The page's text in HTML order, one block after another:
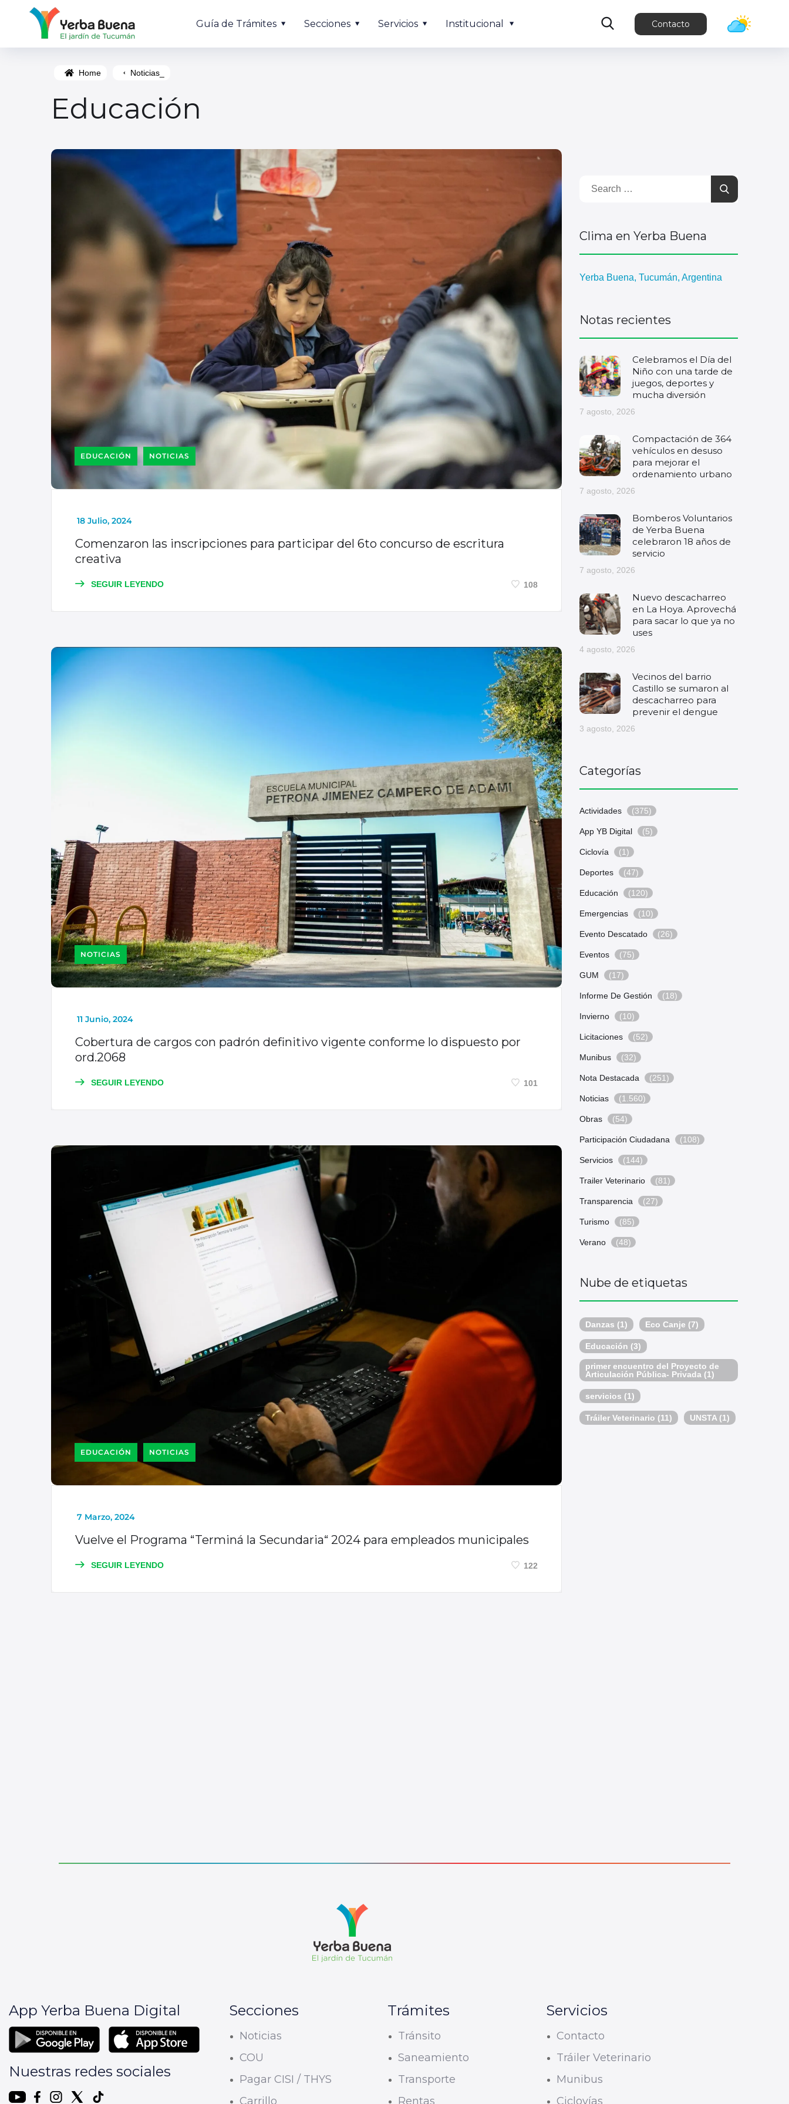
Guía de Trámites Secciones Servicios Institucional Contacto
Home Noticias_
Educación
EDUCACIÓN NOTICIAS
_
18 Julio, 2024
Comenzaron las inscripciones para participar del 6to concurso de escritura
creativa
SEGUIR LEYENDO 108
NOTICIAS
_
11 Junio, 2024
Cobertura de cargos con padrón definitivo vigente conforme lo dispuesto por
ord.2068
SEGUIR LEYENDO 101
EDUCACIÓN NOTICIAS
_
7 Marzo, 2024
Vuelve el Programa “Terminá la Secundaria“ 2024 para empleados municipales
SEGUIR LEYENDO 122
Clima en Yerba Buena
Yerba Buena, Tucumán, Argentina
Notas recientes
Celebramos el Día del
Niño con una tarde de
juegos, deportes y
mucha diversión
7 agosto, 2026
Compactación de 364
vehículos en desuso
para mejorar el
ordenamiento urbano
7 agosto, 2026
Bomberos Voluntarios
de Yerba Buena
celebraron 18 años de
servicio
7 agosto, 2026
Nuevo descacharreo
en La Hoya. Aprovechá
para sacar lo que ya no
uses
4 agosto, 2026
Vecinos del barrio
Castillo se sumaron al
descacharreo para
prevenir el dengue
3 agosto, 2026
Categorías
Actividades (375)
App YB Digital (5)
Ciclovía (1)
Deportes (47)
Educación (120)
Emergencias (10)
Evento Descatado (26)
Eventos (75)
GUM (17)
Informe De Gestión (18)
Invierno (10)
Licitaciones (52)
Munibus (32)
Nota Destacada (251)
Noticias (1.560)
Obras (54)
Participación Ciudadana (108)
Servicios (144)
Trailer Veterinario (81)
Transparencia (27)
Turismo (85)
Verano (48)
Nube de etiquetas
Danzas (1) Eco Canje (7)
Educación (3)
primer encuentro del Proyecto de
Articulación Pública- Privada (1)
servicios (1)
Tráiler Veterinario (11) UNSTA (1)
App Yerba Buena Digital
Nuestras redes sociales
Secciones
Noticias
COU
Pagar CISI / THYS
Carrillo
Trámites
Tránsito
Saneamiento
Transporte
Rentas
Servicios
Contacto
Tráiler Veterinario
Munibus
Ciclovías